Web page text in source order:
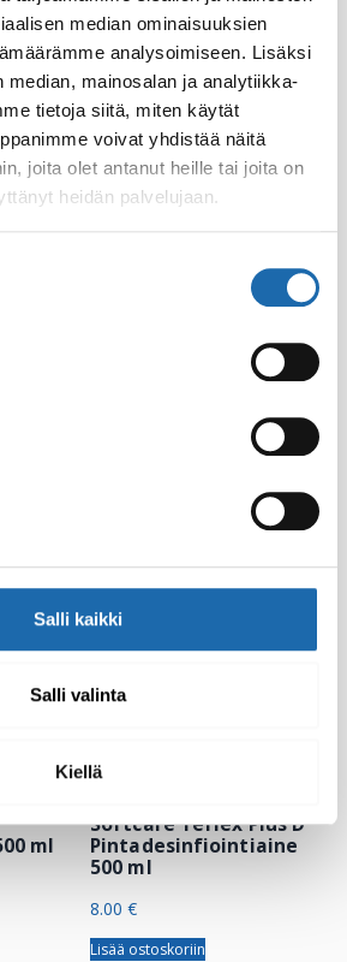
median ominaisuuksien
analysoimiseen. Lisäksi
median, mainosalan ja analytiikka-
tietoja siitä, miten käytät
voivat yhdistää näitä
joita olet antanut heille tai joita on
heidän palvelujaan.
Salli kaikki
Salli valinta
Kiellä
poreamme ja uima-
ml
Softcare Teflex Plus D
Pintadesinfiointiaine
500 ml
8.00 €
Lisää ostoskoriin